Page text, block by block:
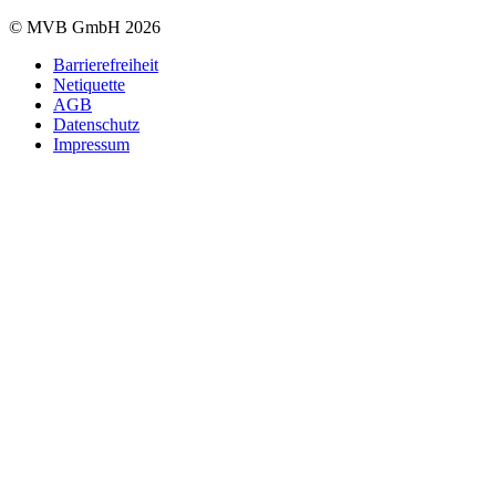
© MVB GmbH 2026
Barrierefreiheit
Netiquette
AGB
Datenschutz
Impressum